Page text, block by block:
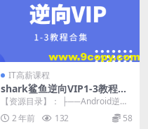
IT高薪课程
shark鲨鱼逆向VIP1-3教程合
集
【资源目录】： ├──Android逆向
教程（代号VIP3） | ├──课件
（教...2 年前 132 58